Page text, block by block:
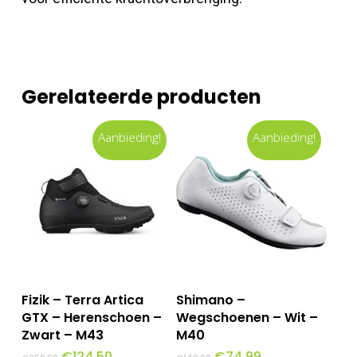
Gerelateerde producten
Aanbieding!
Toevoegen Aan
Winkelwagen
Fizik – Terra Artica
GTX – Herenschoen –
Zwart – M43
Aanbieding!
Toevoegen Aan
Winkelwagen
Shimano –
Wegschoenen – Wit –
M40